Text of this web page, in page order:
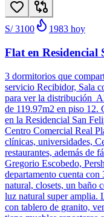
S/ 3100 1983 hoy
Flat en Residencial
3 dormitorios que
servicio Recibidor, Sala
para ver la distribución
de 119.97m2 en piso
en la Residencial San
Centro Comercial Real
clínicas, universidades,
restaurantes, además de
Gregorio Escobedo,
departamento cuenta
natural, closets, un baño
luz natural super amplia.
con tablero de granito,